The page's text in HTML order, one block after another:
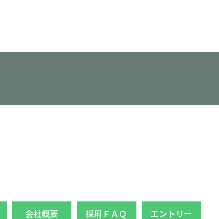
会社概要 採用ＦＡＱ エントリー